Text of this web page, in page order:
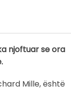
njoftuar se ora
Mille, është